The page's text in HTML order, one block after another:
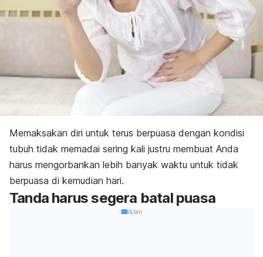
Memaksakan diri untuk terus berpuasa dengan kondisi
tubuh tidak memadai sering kali justru membuat Anda
harus mengorbankan lebih banyak waktu untuk tidak
berpuasa di kemudian hari.
Tanda harus segera batal puasa
Iklan